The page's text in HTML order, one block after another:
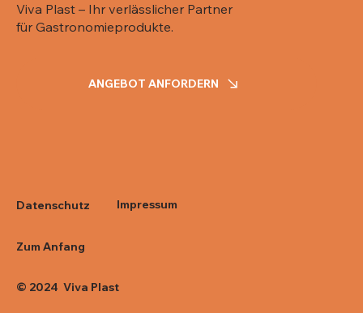
Viva Plast – Ihr verlässlicher Partner
für Gastronomieprodukte.
ANGEBOT ANFORDERN
Datenschutz
Zum Anfang
© 2024 Viva Plast
Impressum